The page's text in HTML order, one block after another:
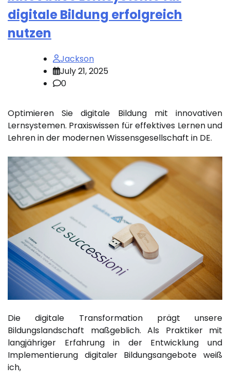
digitale Bildung erfolgreich
nutzen
Jackson
July 21, 2025
0
Optimieren Sie digitale Bildung mit innovativen
Lernsystemen. Praxiswissen für effektives Lernen und
Lehren in der modernen Wissensgesellschaft in DE.
Die digitale Transformation prägt unsere
Bildungslandschaft maßgeblich. Als Praktiker mit
langjähriger Erfahrung in der Entwicklung und
Implementierung digitaler Bildungsangebote weiß
ich,